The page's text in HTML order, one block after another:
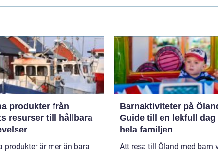
produkter från
resurser till hållbara
produkter är mer än bara
Barnaktiviteter på
Guide till en lekfull dag
hela familjen
Att resa till Öland med barn